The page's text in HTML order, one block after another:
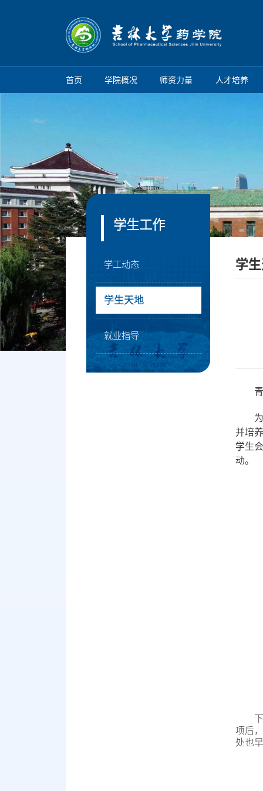
首页 学院概况 师资力量 人才培养
学生工作
学工动态
学生天地
就业指导
学
并培
学生
动。
项后
处也